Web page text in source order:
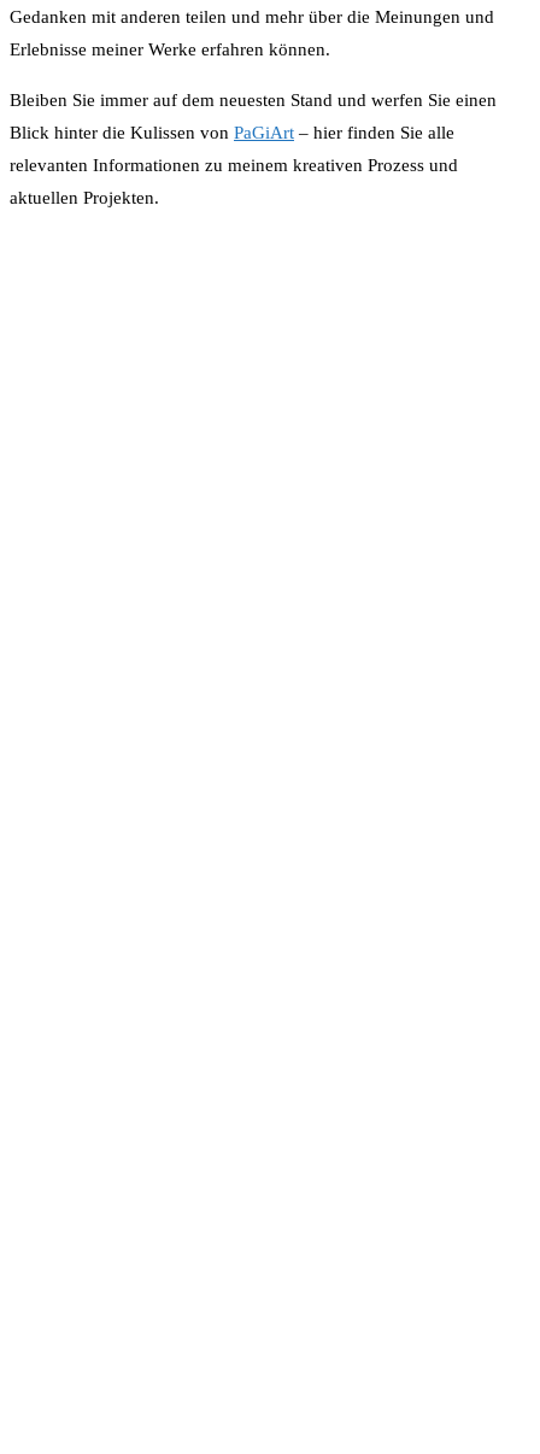
Gedanken mit anderen teilen und mehr über die Meinungen und
Erlebnisse meiner Werke erfahren können.
Bleiben Sie immer auf dem neuesten Stand und werfen Sie einen
Blick hinter die Kulissen von PaGiArt – hier finden Sie alle
relevanten Informationen zu meinem kreativen Prozess und
aktuellen Projekten.